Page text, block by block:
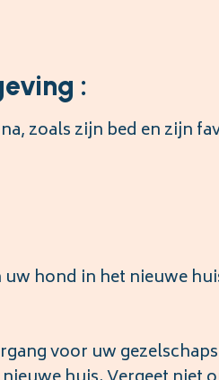
:
zoals zijn bed en zijn
hond in het nieuwe
voor uw